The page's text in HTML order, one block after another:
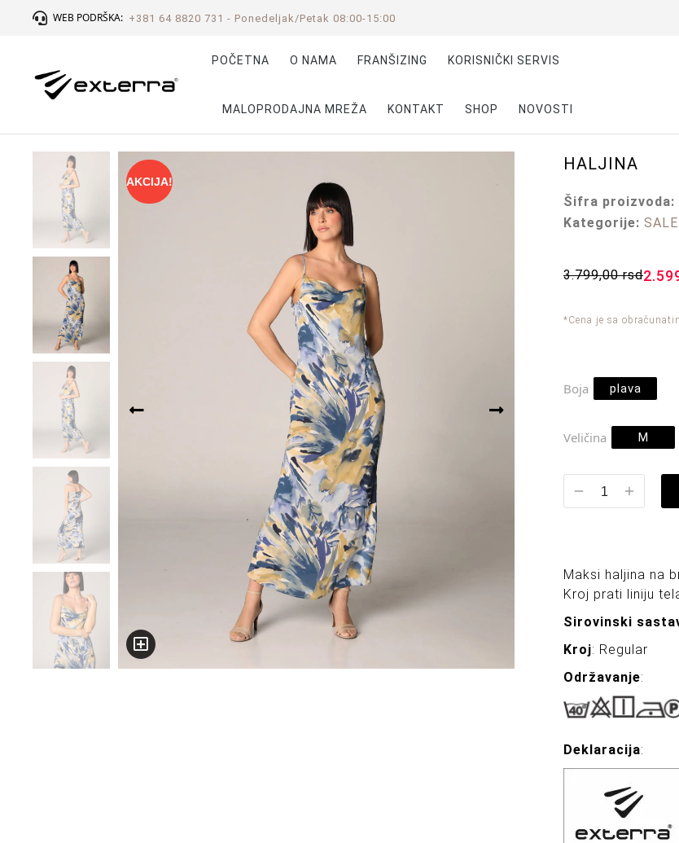
WEB PODRŠKA: +381 64 8820 731 - Ponedeljak/Petak 08:00-15:00
POČETNA O NAMA FRANŠIZING KORISNIČKI SERVIS
MALOPRODAJNA MREŽA KONTAKT SHOP NOVOSTI
AKCIJA!
HALJINA
Šifra proizvoda:
Kategorije:
3.799,00rsd
*Cena je sa
Boja plava
Veličina M
Maksi haljina na
Kroj prati liniju
Sirovinski
Kroj: Regular
Održavanje:
Deklaracija: